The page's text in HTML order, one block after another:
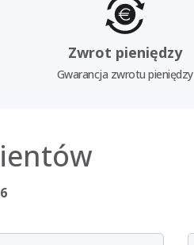
Zwrot pieniędzy
Gwarancja zwrotu pieniędzy